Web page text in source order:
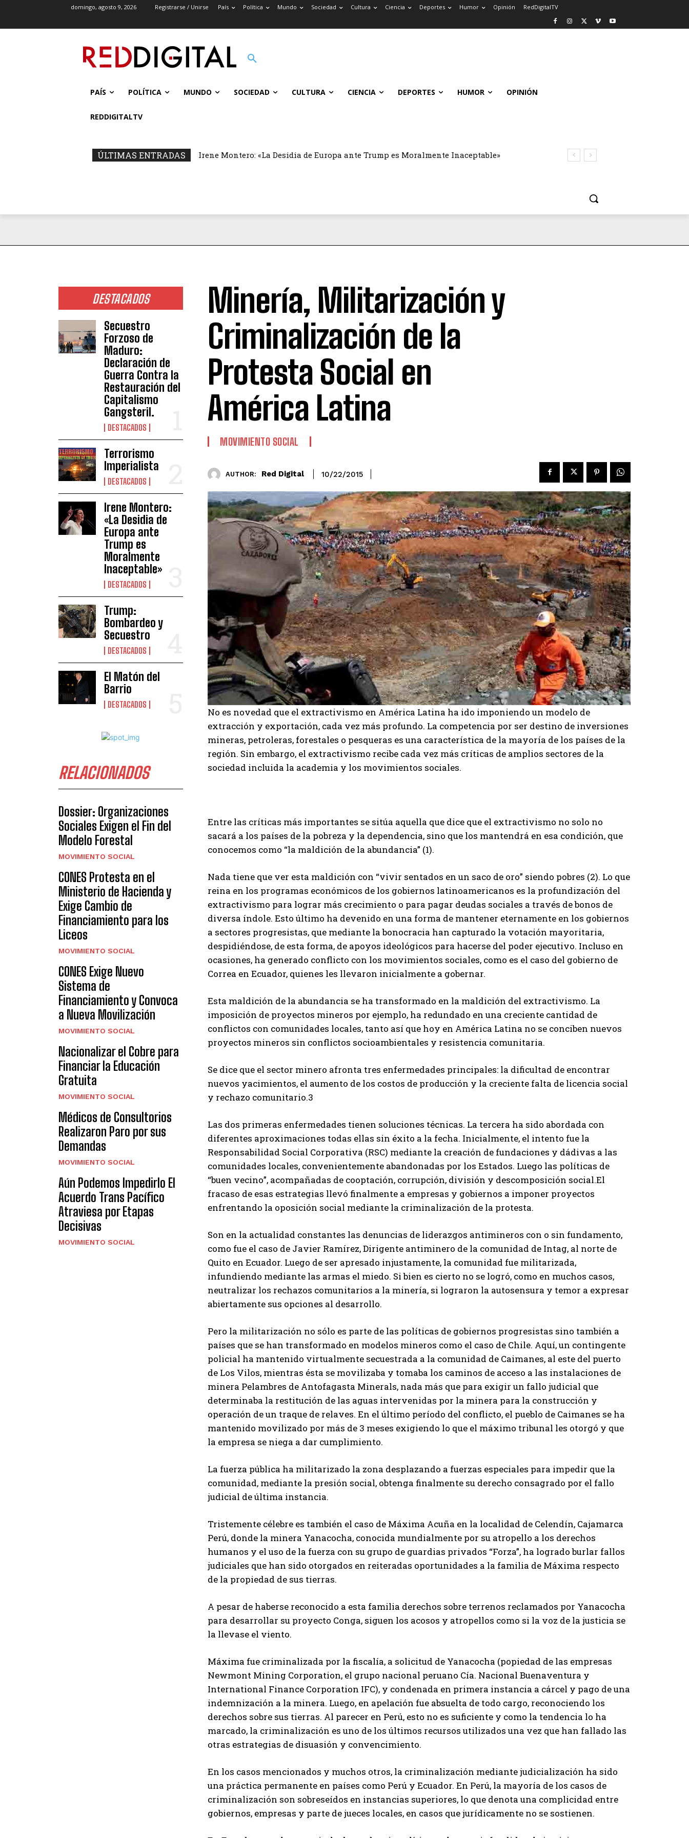
domingo, agosto 9, 2026 Registrarse / Unirse País Política Mundo Sociedad Cultura Ciencia Deportes Humor Opinión RedDigitalTV
PAÍS POLÍTICA MUNDO SOCIEDAD CULTURA CIENCIA DEPORTES HUMOR OPINIÓN
REDDIGITALTV
ÚLTIMAS ENTRADAS Irene Montero: «La Desidia de Europa ante Trump es Moralmente Inaceptable»
DESTACADOS
Secuestro
Forzoso de
Maduro:
Declaración de
Guerra Contra la
Restauración del
Capitalismo
Gangsteril.
DESTACADOS
Terrorismo
Imperialista
DESTACADOS
Irene Montero:
«La Desidia de
Europa ante
Trump es
Moralmente
Inaceptable»
DESTACADOS
Trump:
Bombardeo y
Secuestro
DESTACADOS
El Matón del
Barrio
DESTACADOS
RELACIONADOS
Dossier: Organizaciones
Sociales Exigen el Fin del
Modelo Forestal
MOVIMIENTO SOCIAL
CONES Protesta en el
Ministerio de Hacienda y
Exige Cambio de
Financiamiento para los
Liceos
MOVIMIENTO SOCIAL
CONES Exige Nuevo
Sistema de
Financiamiento y Convoca
a Nueva Movilización
MOVIMIENTO SOCIAL
Nacionalizar el Cobre para
Financiar la Educación
Gratuita
MOVIMIENTO SOCIAL
Médicos de Consultorios
Realizaron Paro por sus
Demandas
MOVIMIENTO SOCIAL
Aún Podemos Impedirlo El
Acuerdo Trans Pacífico
Atraviesa por Etapas
Decisivas
MOVIMIENTO SOCIAL
Minería, Militarización y
Criminalización de la
Protesta Social en
América Latina
MOVIMIENTO SOCIAL
AUTHOR: Red Digital 10/22/2015
No es novedad que el extractivismo en América Latina ha ido imponiendo un modelo de
extracción y exportación, cada vez más profundo. La competencia por ser destino de inversiones
mineras, petroleras, forestales o pesqueras es una característica de la mayoría de los países de la
región. Sin embargo, el extractivismo recibe cada vez más críticas de amplios sectores de la
sociedad incluida la academia y los movimientos sociales.
Entre las críticas más importantes se sitúa aquella que dice que el extractivismo no solo no
sacará a los países de la pobreza y la dependencia, sino que los mantendrá en esa condición, que
conocemos como “la maldición de la abundancia” (1).
Nada tiene que ver esta maldición con “vivir sentados en un saco de oro” siendo pobres (2). Lo que
reina en los programas económicos de los gobiernos latinoamericanos es la profundización del
extractivismo para lograr más crecimiento o para pagar deudas sociales a través de bonos de
diversa índole. Esto último ha devenido en una forma de mantener eternamente en los gobiernos
a sectores progresistas, que mediante la bonocracia han capturado la votación mayoritaria,
despidiéndose, de esta forma, de apoyos ideológicos para hacerse del poder ejecutivo. Incluso en
ocasiones, ha generado conflicto con los movimientos sociales, como es el caso del gobierno de
Correa en Ecuador, quienes les llevaron inicialmente a gobernar.
Esta maldición de la abundancia se ha transformado en la maldición del extractivismo. La
imposición de proyectos mineros por ejemplo, ha redundado en una creciente cantidad de
conflictos con comunidades locales, tanto así que hoy en América Latina no se conciben nuevos
proyectos mineros sin conflictos socioambientales y resistencia comunitaria.
Se dice que el sector minero afronta tres enfermedades principales: la dificultad de encontrar
nuevos yacimientos, el aumento de los costos de producción y la creciente falta de licencia social
y rechazo comunitario.3
Las dos primeras enfermedades tienen soluciones técnicas. La tercera ha sido abordada con
diferentes aproximaciones todas ellas sin éxito a la fecha. Inicialmente, el intento fue la
Responsabilidad Social Corporativa (RSC) mediante la creación de fundaciones y dádivas a las
comunidades locales, convenientemente abandonadas por los Estados. Luego las políticas de
“buen vecino”, acompañadas de cooptación, corrupción, división y descomposición social.El
fracaso de esas estrategias llevó finalmente a empresas y gobiernos a imponer proyectos
enfrentando la oposición social mediante la criminalización de la protesta.
Son en la actualidad constantes las denuncias de liderazgos antimineros con o sin fundamento,
como fue el caso de Javier Ramírez, Dirigente antiminero de la comunidad de Intag, al norte de
Quito en Ecuador. Luego de ser apresado injustamente, la comunidad fue militarizada,
infundiendo mediante las armas el miedo. Si bien es cierto no se logró, como en muchos casos,
neutralizar los rechazos comunitarios a la minería, si lograron la autosensura y temor a expresar
abiertamente sus opciones al desarrollo.
Pero la militarización no sólo es parte de las políticas de gobiernos progresistas sino también a
países que se han transformado en modelos mineros como el caso de Chile. Aquí, un contingente
policial ha mantenido virtualmente secuestrada a la comunidad de Caimanes, al este del puerto
de Los Vilos, mientras ésta se movilizaba y tomaba los caminos de acceso a las instalaciones de
minera Pelambres de Antofagasta Minerals, nada más que para exigir un fallo judicial que
determinaba la restitución de las aguas intervenidas por la minera para la construcción y
operación de un traque de relaves. En el último período del conflicto, el pueblo de Caimanes se ha
mantenido movilizado por más de 3 meses exigiendo lo que el máximo tribunal les otorgó y que
la empresa se niega a dar cumplimiento.
La fuerza pública ha militarizado la zona desplazando a fuerzas especiales para impedir que la
comunidad, mediante la presión social, obtenga finalmente su derecho consagrado por el fallo
judicial de última instancia.
Tristemente célebre es también el caso de Máxima Acuña en la localidad de Celendín, Cajamarca
Perú, donde la minera Yanacocha, conocida mundialmente por su atropello a los derechos
humanos y el uso de la fuerza con su grupo de guardias privados “Forza”, ha logrado burlar fallos
judiciales que han sido otorgados en reiteradas oportunidades a la familia de Máxima respecto
de la propiedad de sus tierras.
A pesar de haberse reconocido a esta familia derechos sobre terrenos reclamados por Yanacocha
para desarrollar su proyecto Conga, siguen los acosos y atropellos como si la voz de la justicia se
la llevase el viento.
Máxima fue criminalizada por la fiscalía, a solicitud de Yanacocha (popiedad de las empresas
Newmont Mining Corporation, el grupo nacional peruano Cía. Nacional Buenaventura y
International Finance Corporation IFC), y condenada en primera instancia a cárcel y pago de una
indemnización a la minera. Luego, en apelación fue absuelta de todo cargo, reconociendo los
derechos sobre sus tierras. Al parecer en Perú, esto no es suficiente y como la tendencia lo ha
marcado, la criminalización es uno de los últimos recursos utilizados una vez que han fallado las
otras estrategias de disuasión y convencimiento.
En los casos mencionados y muchos otros, la criminalización mediante judicialización ha sido
una práctica permanente en países como Perú y Ecuador. En Perú, la mayoría de los casos de
criminalización son sobreseídos en instancias superiores, lo que denota una complicidad entre
gobiernos, empresas y parte de jueces locales, en casos que jurídicamente no se sostienen.